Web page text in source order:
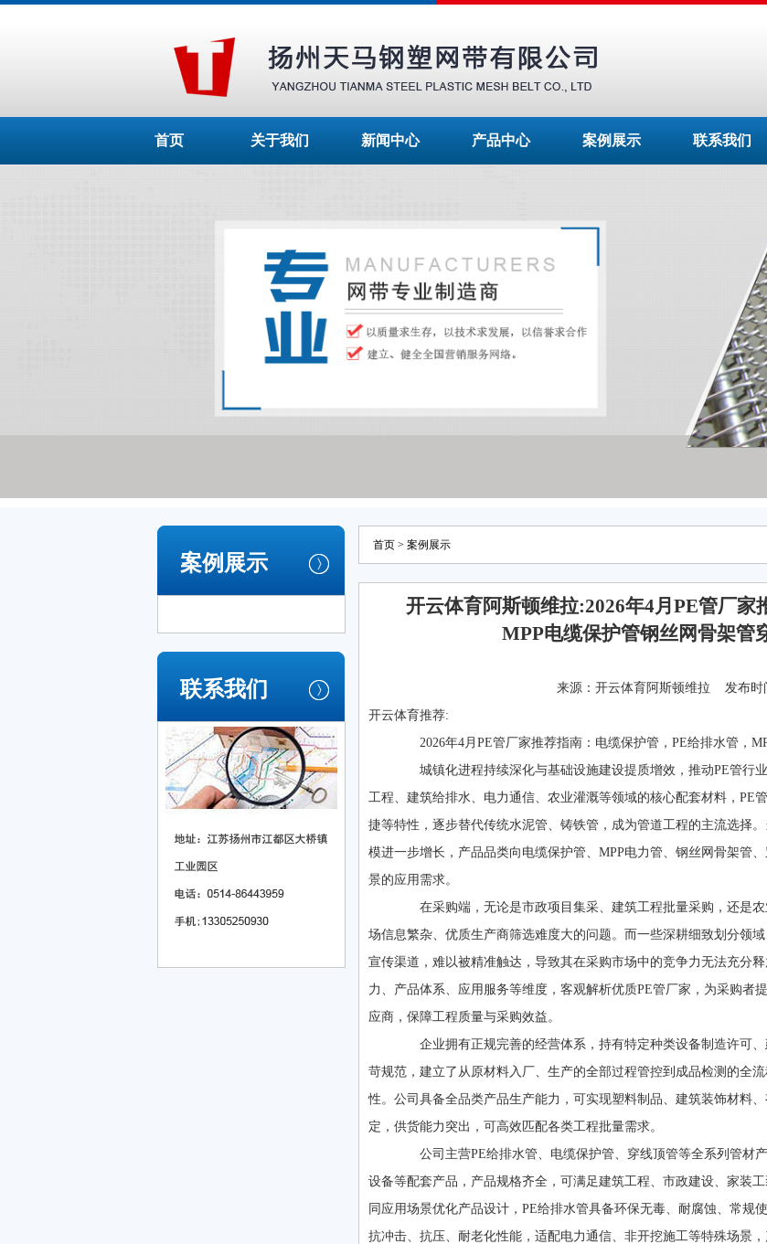
首页 关于我们 新闻中心 产品中心 案例展示 联系我们
案例展示
联系我们
首页 > 案例展示
开云体育阿斯顿维拉:2026年4月PE管厂
MPP电缆保护管钢丝网骨架管
来源： 开云体育阿斯顿维拉 发布时
开云体育推荐:
2026年4月PE管厂家推荐指南：电缆保护管，PE给排水管，
城镇化进程持续深化与基础设施建设提质增效，推动PE管行
工程、建筑给排水、电力通信、农业灌溉等领域的核心配套材料，PE
捷等特性，逐步替代传统水泥管、铸铁管，成为管道工程的主流选择
模进一步增长，产品品类向电缆保护管、MPP电力管、钢丝网骨架管
景的应用需求。
在采购端，无论是市政项目集采、建筑工程批量采购，还是农
场信息繁杂、优质生产商筛选难度大的问题。而一些深耕细致划分领
宣传渠道，难以被精准触达，导致其在采购市场中的竞争力无法充分
力、产品体系、应用服务等维度，客观解析优质PE管厂家，为采购者
应商，保障工程质量与采购效益。
企业拥有正规完善的经营体系，持有特定种类设备制造许可、
苛规范，建立了从原材料入厂、生产的全部过程管控到成品检测的全
性。公司具备全品类产品生产能力，可实现塑料制品、建筑装饰材料
定，供货能力突出，可高效匹配各类工程批量需求。
公司主营PE给排水管、电缆保护管、穿线顶管等全系列管材
设备等配套产品，产品规格齐全，可满足建筑工程、市政建设、家装
同应用场景优化产品设计，PE给排水管具备环保无毒、耐腐蚀、常规
抗冲击、抗压、耐老化性能，适配电力通信、非开挖施工等特殊场景